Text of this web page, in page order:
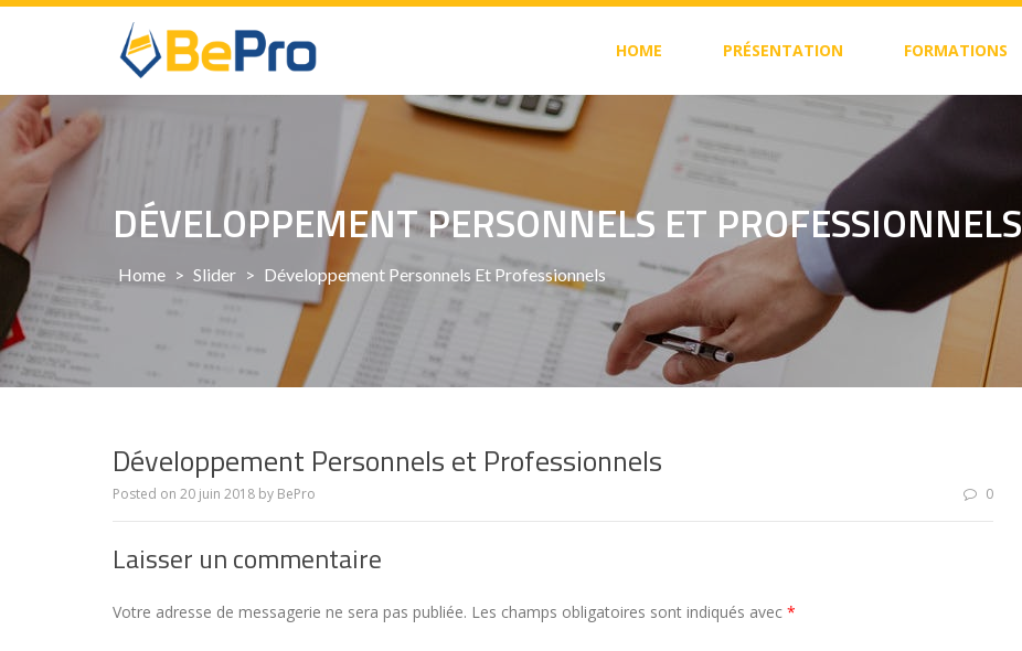
Skip
HOME PRÉSENTATION FORMATIONS
DÉVELOPPEMENT PERSONNELS ET PROFESSIONNELS
Home > Slider > Développement Personnels Et Professionnels
Développement Personnels et Professionnels
Posted on 20 juin 2018 by BePro 0
Laisser un commentaire
Votre adresse de messagerie ne sera pas publiée. Les champs obligatoires sont indiqués avec *